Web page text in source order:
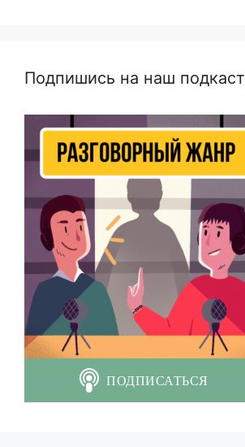
Подпишись на наш подкаст